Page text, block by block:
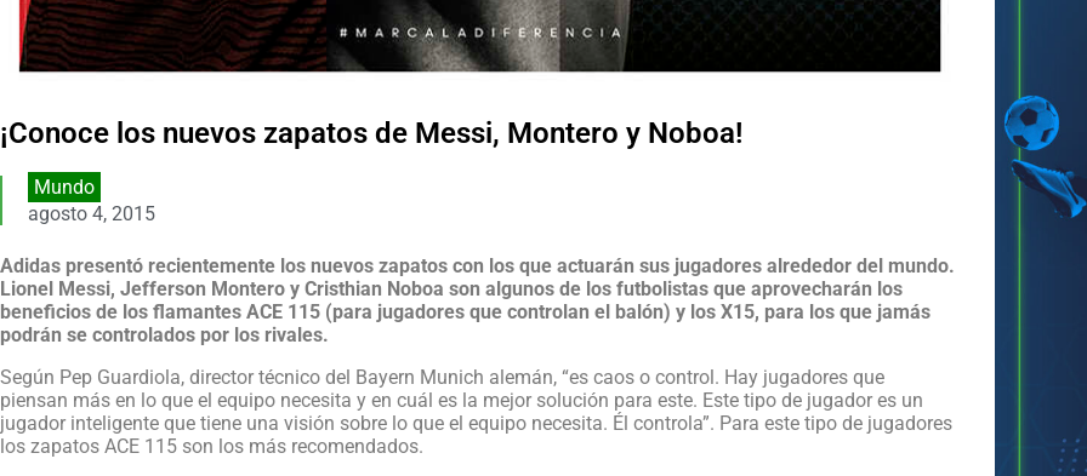
¡Conoce los nuevos zapatos de Messi, Montero y Noboa!
Mundo
agosto 4, 2015
Adidas presentó recientemente los nuevos zapatos con los que actuarán sus jugadores alrededor del mundo.
Lionel Messi, Jefferson Montero y Cristhian Noboa son algunos de los futbolistas que aprovecharán los
beneficios de los flamantes ACE 115 (para jugadores que controlan el balón) y los X15, para los que jamás
podrán se controlados por los rivales.
Según Pep Guardiola, director técnico del Bayern Munich alemán, “es caos o control. Hay jugadores que
piensan más en lo que el equipo necesita y en cuál es la mejor solución para este. Este tipo de jugador es un
jugador inteligente que tiene una visión sobre lo que el equipo necesita. Él controla”. Para este tipo de jugadores
los zapatos ACE 115 son los más recomendados.